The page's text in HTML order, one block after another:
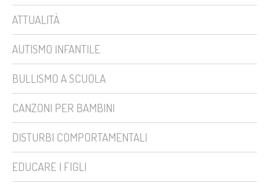
ATTUALITÀ
AUTISMO INFANTILE
BULLISMO A SCUOLA
CANZONI PER BAMBINI
DISTURBI COMPORTAMENTALI
EDUCARE I FIGLI